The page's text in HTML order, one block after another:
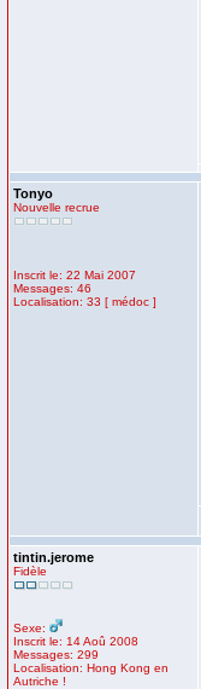
Tonyo
Nouvelle recrue
Inscrit le: 22 Mai 2007
Messages: 46
Localisation: 33 [ médoc ]
tintin.jerome
Fidèle
Sexe:
Inscrit le: 14 Aoû 2008
Messages: 299
Localisation: Hong Kong en
Autriche !